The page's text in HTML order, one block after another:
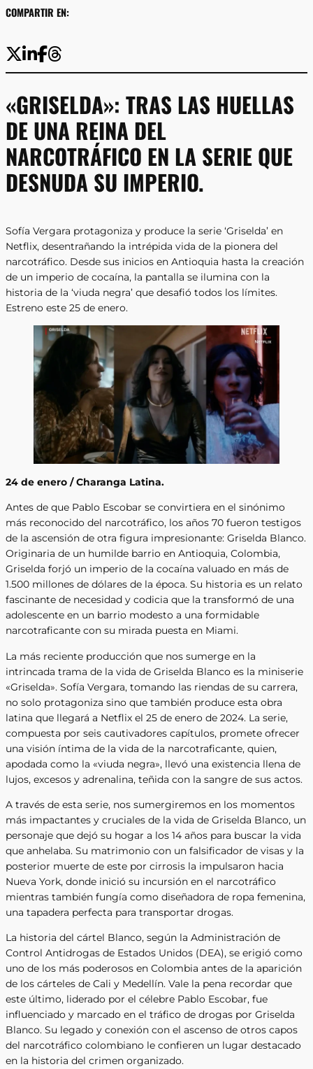
COMPARTIR EN:
«GRISELDA»: TRAS LAS HUELLAS
DE UNA REINA DEL
NARCOTRÁFICO EN LA SERIE QUE
DESNUDA SU IMPERIO.
Sofía Vergara protagoniza y produce la serie ‘Griselda’ en
Netflix, desentrañando la intrépida vida de la pionera del
narcotráfico. Desde sus inicios en Antioquia hasta la creación
de un imperio de cocaína, la pantalla se ilumina con la
historia de la ‘viuda negra’ que desafió todos los límites.
Estreno este 25 de enero.
24 de enero / Charanga Latina.
Antes de que Pablo Escobar se convirtiera en el sinónimo
más reconocido del narcotráfico, los años 70 fueron testigos
de la ascensión de otra figura impresionante: Griselda Blanco.
Originaria de un humilde barrio en Antioquia, Colombia,
Griselda forjó un imperio de la cocaína valuado en más de
1.500 millones de dólares de la época. Su historia es un relato
fascinante de necesidad y codicia que la transformó de una
adolescente en un barrio modesto a una formidable
narcotraficante con su mirada puesta en Miami.
La más reciente producción que nos sumerge en la
intrincada trama de la vida de Griselda Blanco es la miniserie
«Griselda». Sofía Vergara, tomando las riendas de su carrera,
no solo protagoniza sino que también produce esta obra
latina que llegará a Netflix el 25 de enero de 2024. La serie,
compuesta por seis cautivadores capítulos, promete ofrecer
una visión íntima de la vida de la narcotraficante, quien,
apodada como la «viuda negra», llevó una existencia llena de
lujos, excesos y adrenalina, teñida con la sangre de sus actos.
A través de esta serie, nos sumergiremos en los momentos
más impactantes y cruciales de la vida de Griselda Blanco, un
personaje que dejó su hogar a los 14 años para buscar la vida
que anhelaba. Su matrimonio con un falsificador de visas y la
posterior muerte de este por cirrosis la impulsaron hacia
Nueva York, donde inició su incursión en el narcotráfico
mientras también fungía como diseñadora de ropa femenina,
una tapadera perfecta para transportar drogas.
La historia del cártel Blanco, según la Administración de
Control Antidrogas de Estados Unidos (DEA), se erigió como
uno de los más poderosos en Colombia antes de la aparición
de los cárteles de Cali y Medellín. Vale la pena recordar que
este último, liderado por el célebre Pablo Escobar, fue
influenciado y marcado en el tráfico de drogas por Griselda
Blanco. Su legado y conexión con el ascenso de otros capos
del narcotráfico colombiano le confieren un lugar destacado
en la historia del crimen organizado.